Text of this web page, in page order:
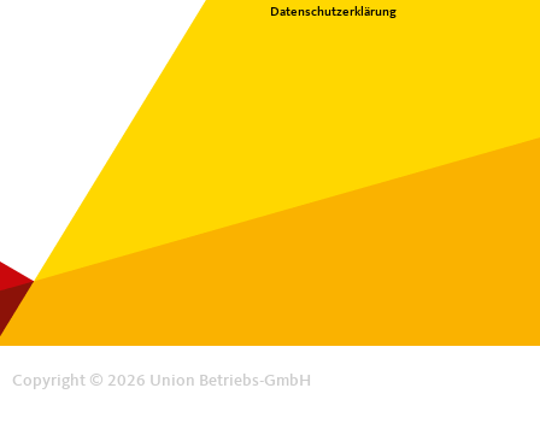
Datenschutzerklärung
Copyright © 2026 Union Betriebs-GmbH